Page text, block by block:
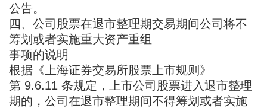
公告。
四、公司股票在退市整理期交易期间公司将不
筹划或者实施重大资产重组
事项的说明
根据《上海证券交易所股票上市规则》
第 9.6.11 条规定，上市公司股票进入退市整理
期的，公司在退市整理期间不得筹划或者实施